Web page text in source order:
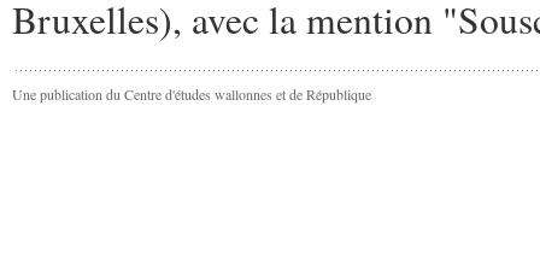
Bruxelles), avec la mention
Une publication du Centre d'études wallonnes et de République